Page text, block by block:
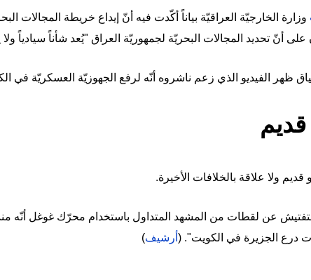
وزارة الخارجيّة العراقيّة بياناً أكّدت فيه أنّ إيداع خريطة المجالات
على أنّ تحديد المجالات البحريّة لجمهوريّة العراق "يُعد شأناً سيادياً
ظهر الفيديو الذي زعم ناشروه أنّه لرفع الجهوزيّة العسكريّة في
قديم
قديم ولا علاقة بالخلافات الأخيرة.
عن لقطات من المشهد المتداول باستخدام محرّك غوغل أنّه
درع الجزيرة في الكويت". ( أرشيف)